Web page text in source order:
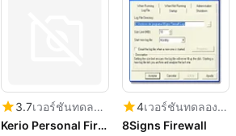
3.7
เวอร์ชันทดลองใช้
Kerio Personal Firewall
4
เวอร์ชันทดลองใช้
8Signs Firewall